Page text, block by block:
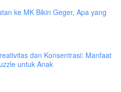
ke MK Bikin Geger, Apa yang
dan Konsentrasi: Manfaat
untuk Anak